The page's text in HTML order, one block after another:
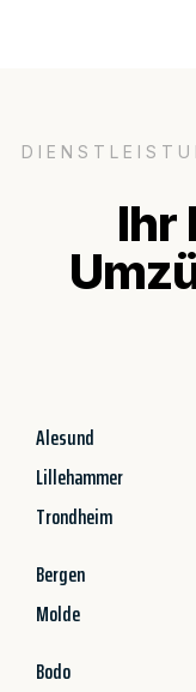
Ihr
Alesund
Lillehammer
Trondheim
Bergen
Molde
Bodo